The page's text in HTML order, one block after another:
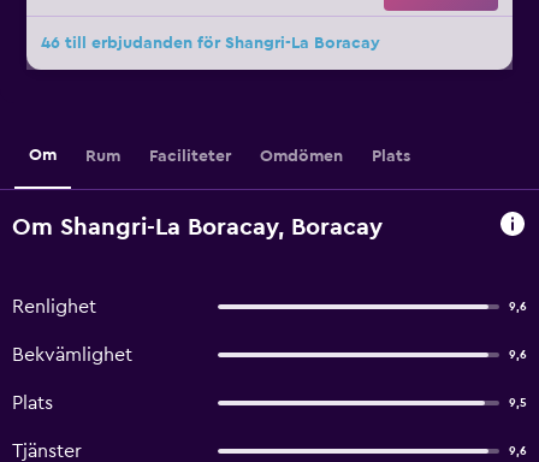
46 till erbjudanden för Shangri-La Boracay
Om Rum Faciliteter Omdömen Plats
Om Shangri-La Boracay, Boracay
Renlighet 9,6
Bekvämlighet 9,6
Plats 9,5
Tjänster 9,6